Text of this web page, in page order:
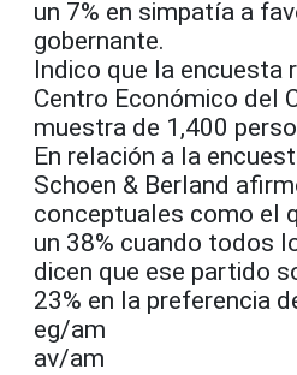
un 7% en simpatía a
gobernante.
Indico que la encuesta
Centro Económico del
muestra de 1,400
En relación a la
Schoen & Berland
conceptuales como el
un 38% cuando todos
dicen que ese partido
23% en la preferencia
eg/am
av/am